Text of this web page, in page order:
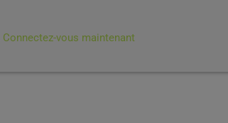
Connectez-vous maintenant